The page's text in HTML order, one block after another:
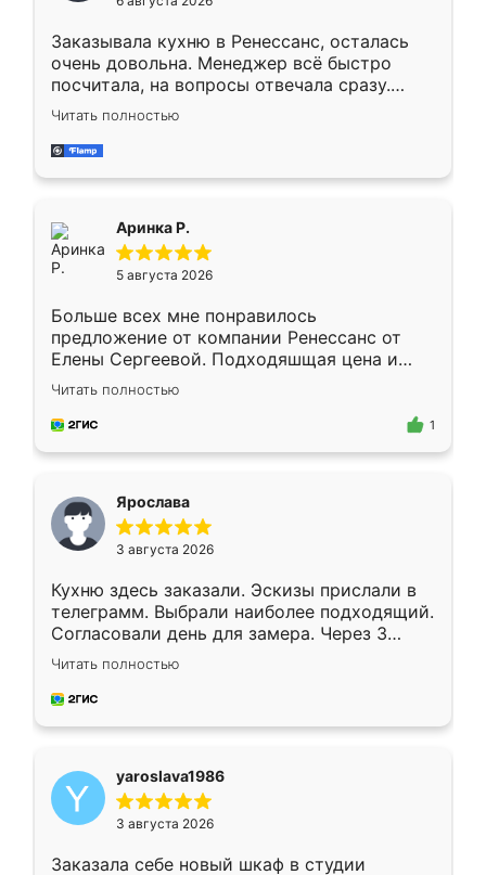
мебели буду заказывать только здесь.
Заказывала кухню в Ренессанс, осталась
очень довольна. Менеджер всё быстро
посчитала, на вопросы отвечала сразу.
Замерщик приехал в субботу, подошёл к
делу со всей ответственностью. Собрали
за день, ребята работали аккуратно, даже
Читать полностью
Аринка Р.
5 августа 2026
Больше всех мне понравилось
предложение от компании Ренессанс от
Елены Сергеевой. Подходяшщая цена и
короткие сроки изготовления. Приехавший
для замера сотрудник Владислав
предложил по моему эскизу самый
Читать полностью
1
Ярослава
3 августа 2026
Кухню здесь заказали. Эскизы прислали в
телеграмм. Выбрали наиболее подходящий.
Согласовали день для замера. Через 3
недели кухня была уже готова. Остались
довольны работой. Спасибо Ренессанс
мебель за качественную работу!
Читать полностью
yaroslava1986
3 августа 2026
Заказала себе новый шкаф в студии